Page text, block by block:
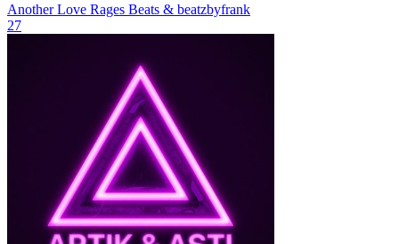
Another Love Rages Beats & beatzbyfrank
27